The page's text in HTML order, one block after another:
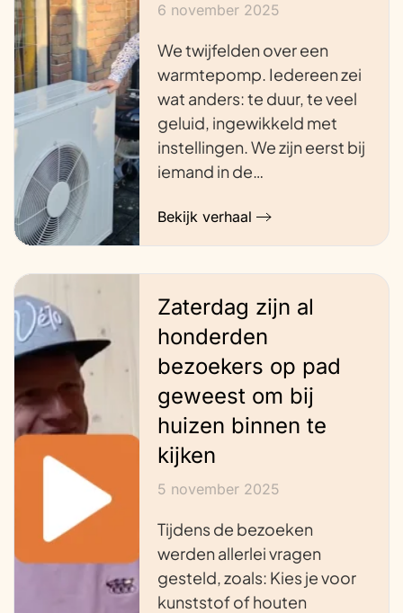
6 november 2025
We twijfelden over een
warmtepomp. Iedereen zei
wat anders: te duur, te veel
geluid, ingewikkeld met
instellingen. We zijn eerst bij
iemand in de…
Bekijk verhaal
Zaterdag zijn al
honderden
bezoekers op pad
geweest om bij
huizen binnen te
kijken
5 november 2025
Tijdens de bezoeken
werden allerlei vragen
gesteld, zoals: Kies je voor
kunststof of houten